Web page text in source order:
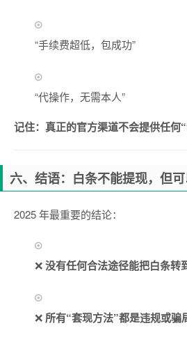
“手续费超低，包成功”
“代操作，无需本人”
记住：真正的官方渠道不会提供任何“
六、结语：白条不能提现，但
2025 年最重要的结论：
❌没有任何合法途径能把白条转
❌ 所有“套现方法”都是违规或骗